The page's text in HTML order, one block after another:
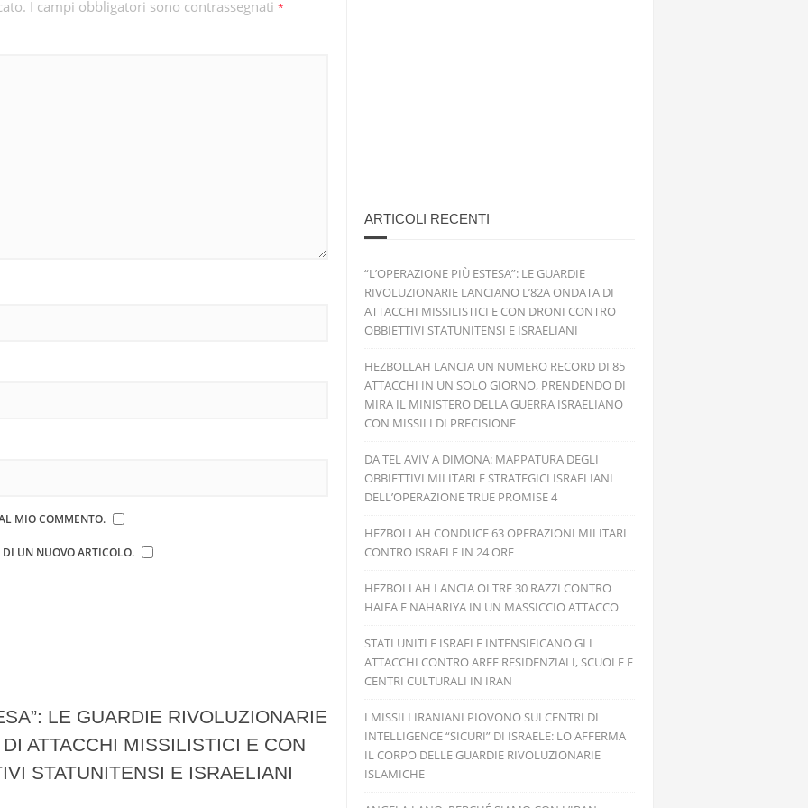
I campi obbligatori sono contrassegnati *
MIO COMMENTO.
UN NUOVO ARTICOLO.
LE GUARDIE RIVOLUZIONARIE
ATTACCHI MISSILISTICI E CON
STATUNITENSI E ISRAELIANI
ARTICOLI RECENTI
“L’OPERAZIONE PIÙ ESTESA”: LE GUARDIE
RIVOLUZIONARIE LANCIANO L’82A ONDATA DI
ATTACCHI MISSILISTICI E CON DRONI CONTRO
OBBIETTIVI STATUNITENSI E ISRAELIANI
HEZBOLLAH LANCIA UN NUMERO RECORD DI 85
ATTACCHI IN UN SOLO GIORNO, PRENDENDO DI
MIRA IL MINISTERO DELLA GUERRA ISRAELIANO
CON MISSILI DI PRECISIONE
DA TEL AVIV A DIMONA: MAPPATURA DEGLI
OBBIETTIVI MILITARI E STRATEGICI ISRAELIANI
DELL’OPERAZIONE TRUE PROMISE 4
HEZBOLLAH CONDUCE 63 OPERAZIONI MILITARI
CONTRO ISRAELE IN 24 ORE
HEZBOLLAH LANCIA OLTRE 30 RAZZI CONTRO
HAIFA E NAHARIYA IN UN MASSICCIO ATTACCO
STATI UNITI E ISRAELE INTENSIFICANO GLI
ATTACCHI CONTRO AREE RESIDENZIALI, SCUOLE E
CENTRI CULTURALI IN IRAN
I MISSILI IRANIANI PIOVONO SUI CENTRI DI
INTELLIGENCE “SICURI” DI ISRAELE: LO AFFERMA
IL CORPO DELLE GUARDIE RIVOLUZIONARIE
ISLAMICHE